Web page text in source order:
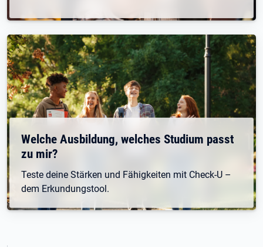
Welche Ausbildung, welches Studium passt
zu mir?
Teste deine Stärken und Fähigkeiten mit Check-U –
dem Erkundungstool.